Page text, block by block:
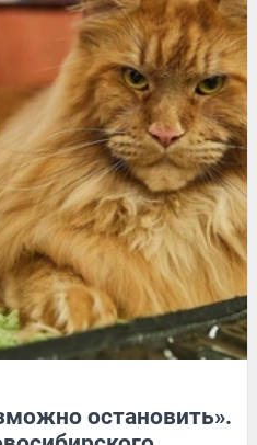
остановить».